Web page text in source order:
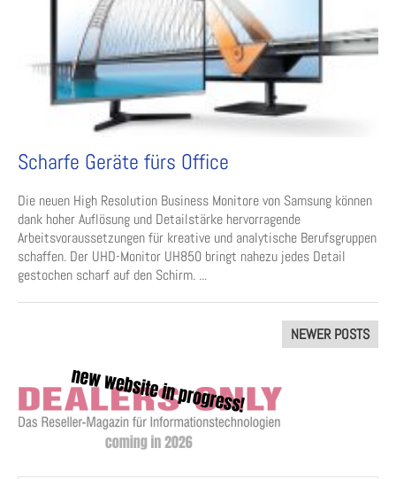
Scharfe Geräte fürs Office
Die neuen High Resolution Business Monitore von Samsung können
dank hoher Auflösung und Detailstärke hervorragende
Arbeitsvoraussetzungen für kreative und analytische Berufsgruppen
schaffen. Der UHD-Monitor UH850 bringt nahezu jedes Detail
gestochen scharf auf den Schirm. ...
NEWER POSTS